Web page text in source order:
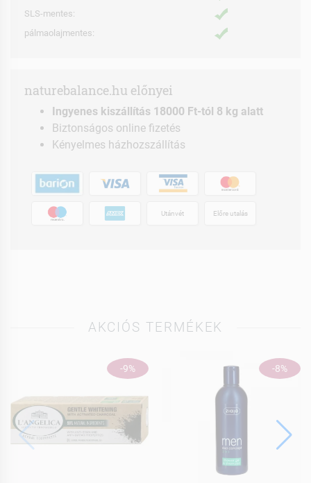
SLS-mentes:
pálmaolajmentes:
naturebalance.hu előnyei
Ingyenes kiszállítás 18000 Ft-tól 8 kg alatt
Biztonságos online fizetés
Kényelmes házhozszállítás
Utánvét Előre utalás
AKCIÓS TERMÉKEK
-9% -8%